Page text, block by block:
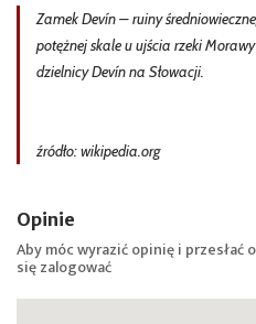
Zamek Devín – ruiny
potężnej skale u ujścia rzeki
dzielnicy Devín na Słowacji.
źródło: wikipedia.org
Opinie
Aby móc wyrazić opinię i
sięzalogować